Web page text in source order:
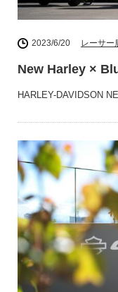
2023/6/20 レーサー
New Harley ×
HARLEY-DAVIDSON